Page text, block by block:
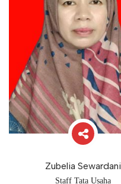
Zubelia Sewardani
Staff Tata Usaha